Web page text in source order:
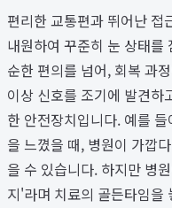
편리한 교통편과 뛰어난 접
내원하여 꾸준히 눈 상태를
순한 편의를 넘어, 회복 과
이상 신호를 조기에 발견하
한 안전장치입니다. 예를
을 느꼈을 때, 병원이 가깝
을 수 있습니다. 하지만 병
지'라며 치료의 골든타임을